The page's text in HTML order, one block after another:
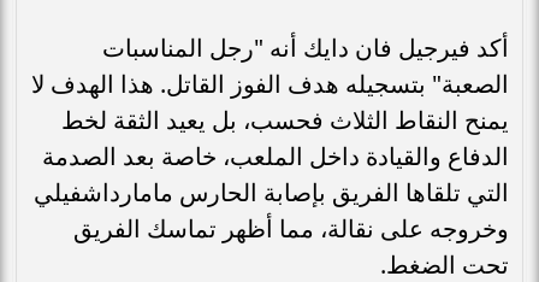
أكد فيرجيل فان دايك أنه "رجل المناسبات
الصعبة" بتسجيله هدف الفوز القاتل. هذا الهدف لا
يمنح النقاط الثلاث فحسب، بل يعيد الثقة لخط
الدفاع والقيادة داخل الملعب، خاصة بعد الصدمة
التي تلقاها الفريق بإصابة الحارس مامارداشفيلي
وخروجه على نقالة، مما أظهر تماسك الفريق
تحت الضغط.